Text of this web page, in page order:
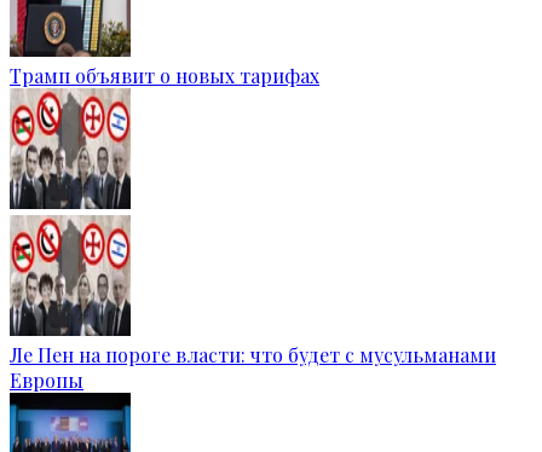
Трамп объявит о новых тарифах
Ле Пен на пороге власти: что будет с мусульманами
Европы